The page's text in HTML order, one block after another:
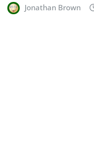
Jonathan Brown